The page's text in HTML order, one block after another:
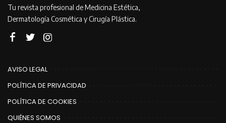
Tu revista profesional de Medicina Estética,
Dermatología Cosmética y Cirugía Plástica.
AVISO LEGAL
POLÍTICA DE PRIVACIDAD
POLÍTICA DE COOKIES
QUIÉNES SOMOS